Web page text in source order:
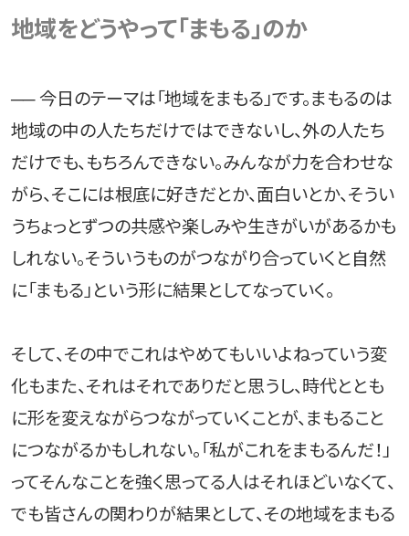
地域をどうやって「まもる」のか
── 今日のテーマは「地域をまもる」です。まもるのは
地域の中の人たちだけではできないし、外の人たち
だけでも、もちろんできない。みんなが力を合わせな
がら、そこには根底に好きだとか、面白いとか、そうい
うちょっとずつの共感や楽しみや生きがいがあるかも
しれない。そういうものがつながり合っていくと自然
に「まもる」という形に結果としてなっていく。
そして、その中でこれはやめてもいいよねっていう変
化もまた、それはそれでありだと思うし、時代ととも
に形を変えながらつながっていくことが、まもること
につながるかもしれない。「私がこれをまもるんだ！」
ってそんなことを強く思ってる人はそれほどいなくて、
でも皆さんの関わりが結果として、その地域をまもる